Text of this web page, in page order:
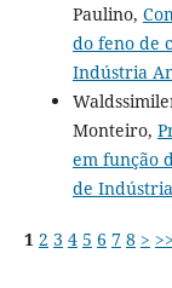
Paulino,
do feno de
Indústria
Monteiro,
em função
de
1 2 3 4 5 6 7 8 > >>